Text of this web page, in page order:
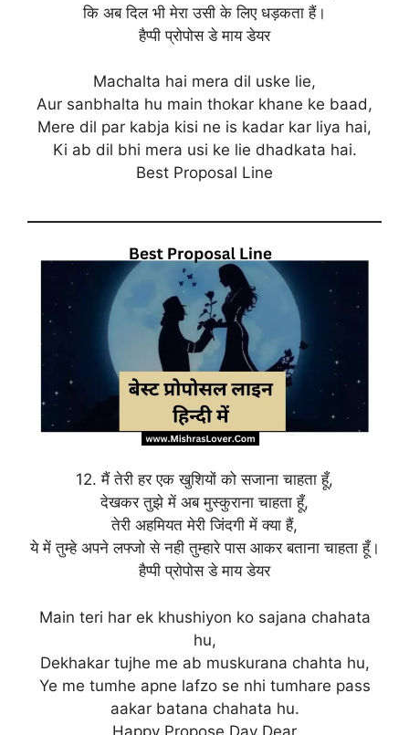
कि अब दिल भी मेरा उसी के लिए धड़कता हैं।
हैप्पी प्रोपोस डे माय डेयर
Machalta hai mera dil uske lie,
Aur sanbhalta hu main thokar khane ke baad,
Mere dil par kabja kisi ne is kadar kar liya hai,
Ki ab dil bhi mera usi ke lie dhadkata hai.
Best Proposal Line
12. मैं तेरी हर एक खुशियों को सजाना चाहता हूँ,
देखकर तुझे में अब मुस्कुराना चाहता हूँ,
तेरी अहमियत मेरी जिंदगी में क्या हैं,
ये में तुम्हे अपने लफ्जो से नही तुम्हारे पास आकर बताना चाहता हूँ।
हैप्पी प्रोपोस डे माय डेयर
Main teri har ek khushiyon ko sajana chahata
hu,
Dekhakar tujhe me ab muskurana chahta hu,
Ye me tumhe apne lafzo se nhi tumhare pass
aakar batana chahata hu.
Happy Propose Day Dear